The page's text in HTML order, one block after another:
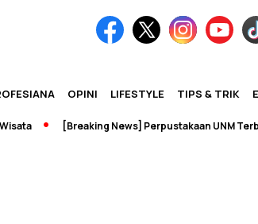
OPINI LIFESTYLE TIPS & TRIK
[Breaking News] Perpustakaan UNM